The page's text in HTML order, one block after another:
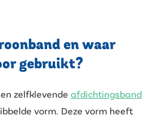
en waar
gebruikt?
zelfklevende afdichtingsband
vorm. Deze vorm heeft